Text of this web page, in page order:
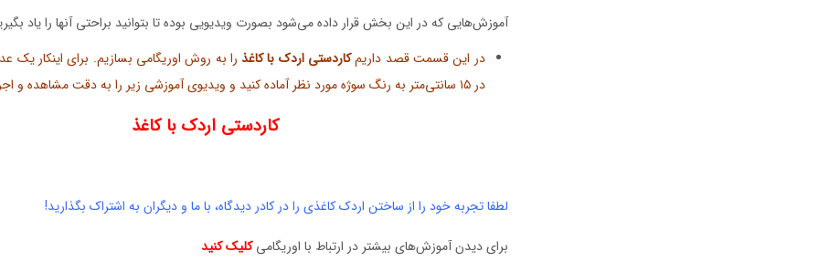
آموزش‌هایی که در این بخش قرار داده می‌شود بصورت ویدیویی بوده تا بتوانید براحتی آنها را یاد
در این قسمت قصد داریمکاردستی اردک با کاغذ
در ۱۵ سانتی‌متر به رنگ سوژه مورد نظر آماده کنید و ویدیوی آموزشی زیر را به دقت مشاهده و اجرا کنید.
کاردستی اردک با کاغذ
لطفا تجربه خود را از ساختن اردک کاغذی را در کادر دیدگاه، با ما و دیگران به اشتراک بگذارید!
برای دیدن آموزش‌های بیشتر در ارتباط با اوریگامیکلیک کنید